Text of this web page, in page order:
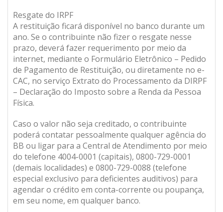
Resgate do IRPF
A restituição ficará disponível no banco durante um
ano. Se o contribuinte não fizer o resgate nesse
prazo, deverá fazer requerimento por meio da
internet, mediante o Formulário Eletrônico – Pedido
de Pagamento de Restituição, ou diretamente no e-
CAC, no serviço Extrato do Processamento da DIRPF
– Declaração do Imposto sobre a Renda da Pessoa
Física.
Caso o valor não seja creditado, o contribuinte
poderá contatar pessoalmente qualquer agência do
BB ou ligar para a Central de Atendimento por meio
do telefone 4004-0001 (capitais), 0800-729-0001
(demais localidades) e 0800-729-0088 (telefone
especial exclusivo para deficientes auditivos) para
agendar o crédito em conta-corrente ou poupança,
em seu nome, em qualquer banco.